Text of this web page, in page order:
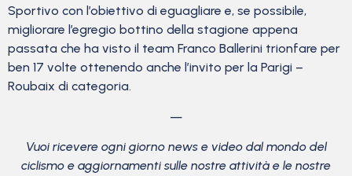
Sportivo con l’obiettivo di eguagliare e, se possibile,
migliorare l’egregio bottino della stagione appena
passata che ha visto il team Franco Ballerini trionfare per
ben 17 volte ottenendo anche l’invito per la Parigi –
Roubaix di categoria.
—
Vuoi ricevere ogni giorno news e video dal mondo del
ciclismo e aggiornamenti sulle nostre attività e le nostre